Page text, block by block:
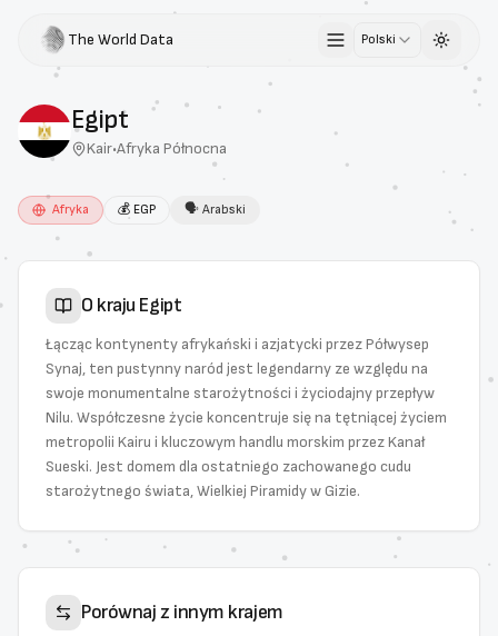
The World Data Polski Toggle
Egipt
Kair•Afryka Północna
Afryka 💰 EGP 🗣 Arabski
O kraju Egipt
Łącząc kontynenty afrykański i azjatycki przez Półwysep
Synaj, ten pustynny naród jest legendarny ze względu na
swoje monumentalne starożytności i życiodajny przepływ
Nilu. Współczesne życie koncentruje się na tętniącej życiem
metropolii Kairu i kluczowym handlu morskim przez Kanał
Sueski. Jest domem dla ostatniego zachowanego cudu
starożytnego świata, Wielkiej Piramidy w Gizie.
Porównaj z innym krajem